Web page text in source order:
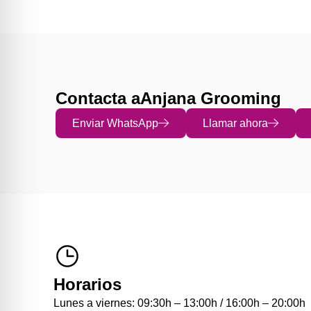
Contacta aAnjana Grooming
Enviar WhatsApp Llamar ahora
Horarios
Lunes a viernes: 09:30h – 13:00h / 16:00h – 20:00h